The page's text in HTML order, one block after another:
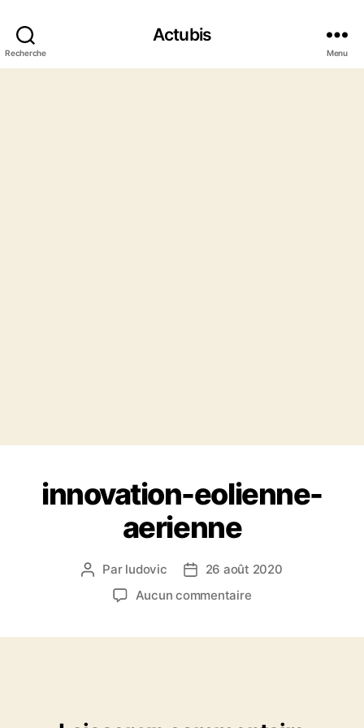
Recherche
Actubis
Menu
innovation-eolienne-
aerienne
Auteur
l’article
Par ludovic
Date26 août 2020
Aucun commentairesur